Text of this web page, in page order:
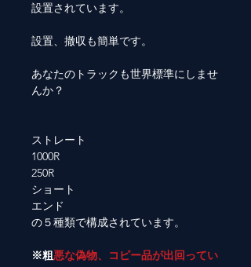
設置されています。
設置、撤収も簡単です。
あなたのトラックも世界標準にしませ
んか？
ストレート
1000R
250R
ショート
エンド
の５種類で構成されています。
※粗悪な偽物、コピー品が出回ってい